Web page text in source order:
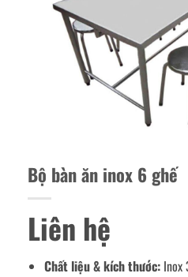
Bộ bàn ăn inox 6 ghế
Liên hệ
Chất liệu & kích thước:Inox